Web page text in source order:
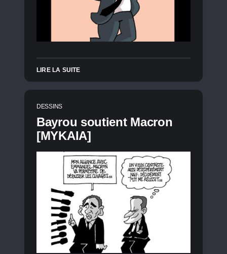
LIRE LA SUITE
DESSINS
Bayrou soutient Macron
[MYKAIA]